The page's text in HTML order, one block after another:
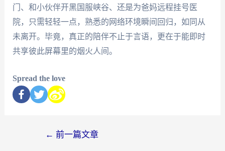
门、和小伙伴开黑国服峡谷、还是为爸妈远程挂号医
院，只需轻轻一点，熟悉的网络环境瞬间回归，如同从
未离开。毕竟，真正的陪伴不止于言语，更在于能即时
共享彼此屏幕里的烟火人间。
Spread the love
← 前一篇文章